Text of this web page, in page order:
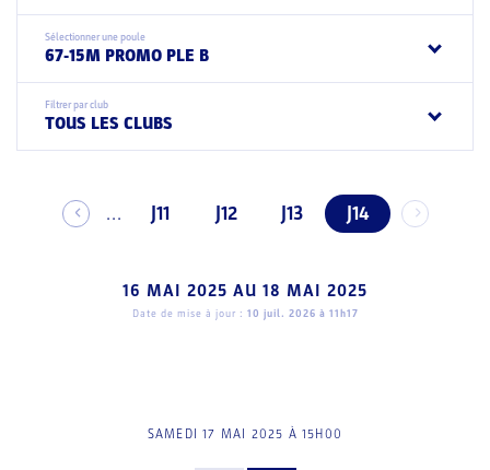
Sélectionner une poule
67-15M PROMO PLE B
Filtrer par club
TOUS LES CLUBS
... J11 J12 J13 J14
16 MAI 2025 AU 18 MAI 2025
Date de mise à jour : 10 juil. 2026 à 11h17
SAMEDI 17 MAI 2025 À 15H00